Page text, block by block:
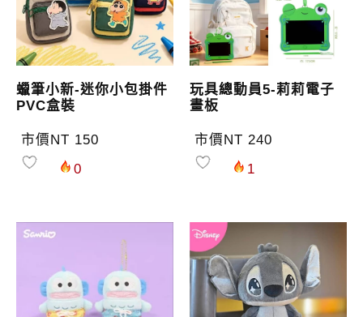
蠟筆小新-迷你小包掛件
PVC盒裝
市價NT 150
0
玩具總動員5-莉莉電子
畫板
市價NT 240
1